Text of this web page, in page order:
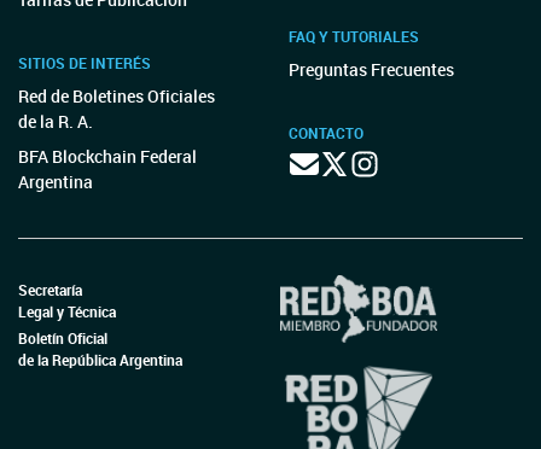
SITIOS DE INTERÉS
Red de Boletines Oficiales
de la R. A.
BFA Blockchain Federal
Argentina
FAQ Y TUTORIALES
Preguntas Frecuentes
CONTACTO
Secretaría
Legal y Técnica
Boletín Oficial
de la República Argentina